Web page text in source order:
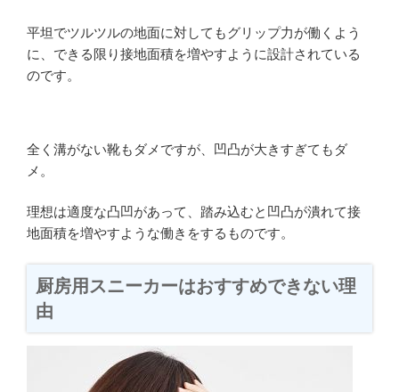
平坦でツルツルの地面に対してもグリップ力が働くよう
に、できる限り接地面積を増やすように設計されている
のです。
全く溝がない靴もダメですが、凹凸が大きすぎてもダ
メ。
理想は適度な凸凹があって、踏み込むと凹凸が潰れて接
地面積を増やすような働きをするものです。
厨房用スニーカーはおすすめできない理
由